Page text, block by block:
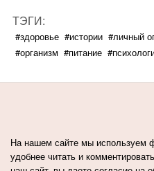
ТЭГИ:
#здоровье #истории #личный
#организм #питание
На нашем сайте мы используем
удобнее читать и